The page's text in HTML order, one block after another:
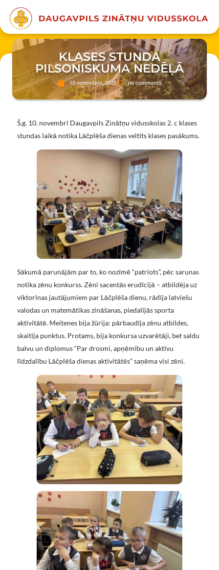
KLASES STUNDA
PILSONISKUMA NEDĒĻĀ
10 novembris, 2025 no comments
Š.g. 10. novembrī Daugavpils Zinātņu vidusskolas 2. c klases
stundas laikā notika Lāčplēša dienas veltīts klases pasākums.
Sākumā parunājām par to, ko nozīmē “patriots”, pēc sarunas
notika zēnu konkurss. Zēni sacentās erudīcijā – atbildēja uz
viktorīnas jautājumiem par Lāčplēša dienu, rādīja latviešu
valodas un matemātikas zināšanas, piedalījās sporta
aktivitātē. Meitenes bija žūrija: pārbaudīja zēnu atbildes,
skaitīja punktus. Protams, bija konkursa uzvarētāji, bet saldu
balvu un diplomus “Par drosmi, apņēmību un aktīvu
līdzdalību Lāčplēša dienas aktivitātēs” saņēma visi zēni.